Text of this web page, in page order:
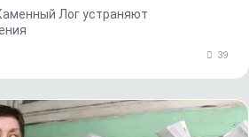
Лог устраняют
39